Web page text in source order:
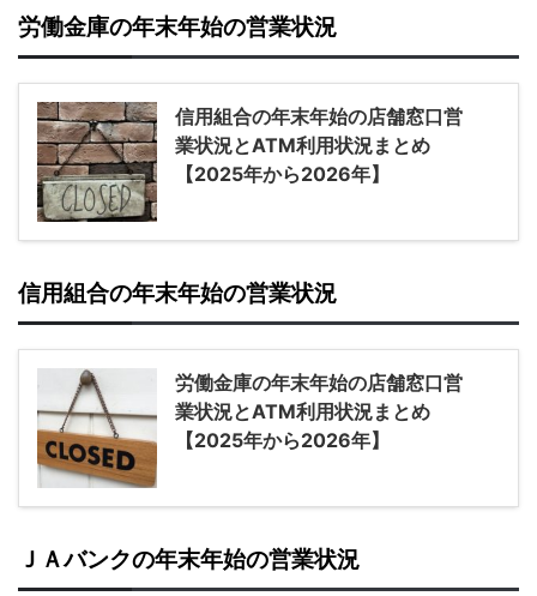
労働金庫の年末年始の営業状況
信用組合の年末年始の店舗窓口営
業状況とATM利用状況まとめ
【2025年から2026年】
信用組合の年末年始の営業状況
労働金庫の年末年始の店舗窓口営
業状況とATM利用状況まとめ
【2025年から2026年】
ＪＡバンクの年末年始の営業状況